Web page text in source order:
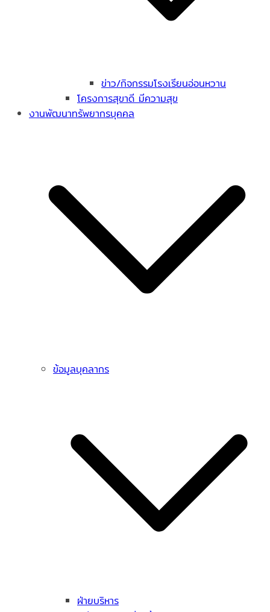
ข่าว/กิจกรรมโรงเรียนอ่อนหวาน
โครงการสุขาดี มีความสุข
งานพัฒนาทรัพยากรบุคคล
ข้อมูลบุคลากร
ฝ่ายบริหาร